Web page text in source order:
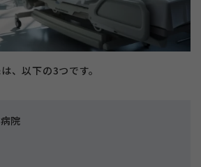
は、以下の3つです。
院